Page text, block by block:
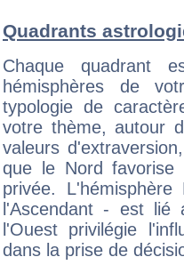
Quadrants
Chaque quadrant
hémisphères de
typologie de
votre thème, autour
valeurs
que le Nord favorise
privée.
l'Ascendant - est
l'Ouest privilégie
dans la prise de